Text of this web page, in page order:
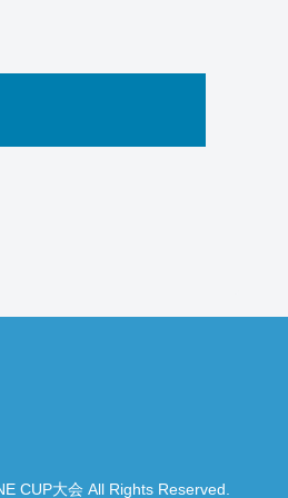
CUP大会 All Rights Reserved.